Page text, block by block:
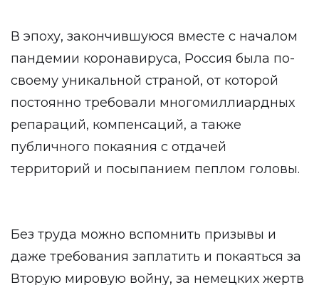
В эпоху, закончившуюся вместе с началом
пандемии коронавируса, Россия была по-
своему уникальной страной, от которой
постоянно требовали многомиллиардных
репараций, компенсаций, а также
публичного покаяния с отдачей
территорий и посыпанием пеплом головы.
Без труда можно вспомнить призывы и
даже требования заплатить и покаяться за
Вторую мировую войну, за немецких жертв